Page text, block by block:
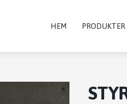
HEM PRODUKTER